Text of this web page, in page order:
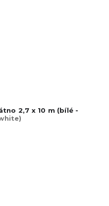
plátno 2,7 x 10
pro Green screen